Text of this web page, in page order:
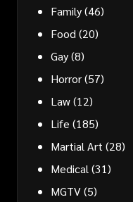
Family(46)
Food(20)
Gay(8)
Horror(57)
Law(12)
Life (185)
Martial Art(28)
Medical(31)
MGTV(5)